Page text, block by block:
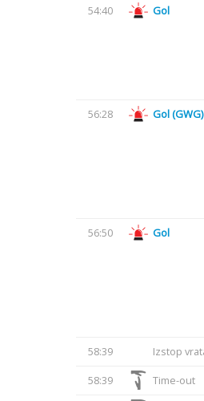
54:40 Gol
56:28 Gol (GWG)
56:50 Gol
58:39 Izstop
58:39
Time-out